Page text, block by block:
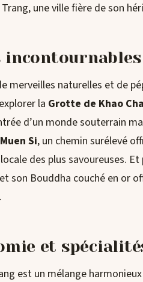
une ville fière de son
merveilles naturelles et de
la Grotte de Khao
d’un monde souterrain
Si, un chemin surélevé
des plus savoureuses.
et son Bouddha couché en or
et
est un mélange